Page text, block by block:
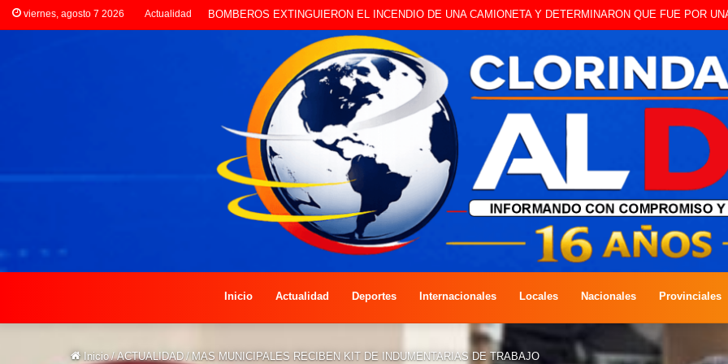
viernes, agosto 7 2026 Actualidad LA POLICÍA INVESTIGA ROBO A CAMBISTA OCURRIDO ESTE JUEVES
Inicio Actualidad Deportes Internacionales Locales Nacionales Provinciales
Inicio / ACTUALIDAD / MAS MUNICIPALES RECIBEN KIT DE INDUMENTARIAS DE TRABAJO